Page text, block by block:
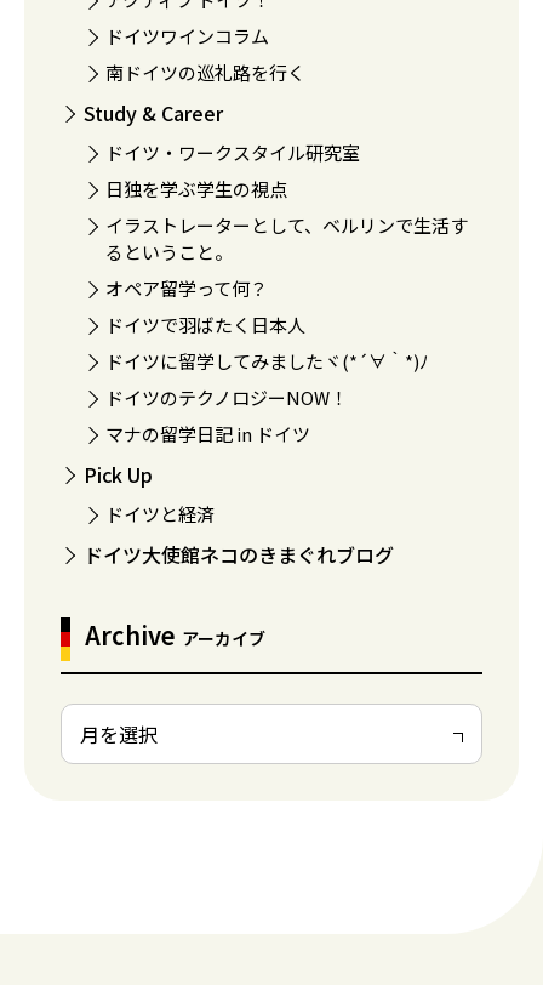
ドイツワインコラム
南ドイツの巡礼路を行く
Study & Career
ドイツ・ワークスタイル研究室
日独を学ぶ学生の視点
イラストレーターとして、ベルリンで生活す
るということ。
オペア留学って何？
ドイツで羽ばたく日本人
ドイツに留学してみましたヾ(*´∀｀*)ﾉ
ドイツのテクノロジーNOW！
マナの留学日記 in ドイツ
Pick Up
ドイツと経済
ドイツ大使館ネコのきまぐれブログ
Archive アーカイブ